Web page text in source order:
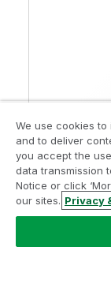
We use cookies
and to deliver
you accept the
data transmission
Notice or click
our sites. Privacy